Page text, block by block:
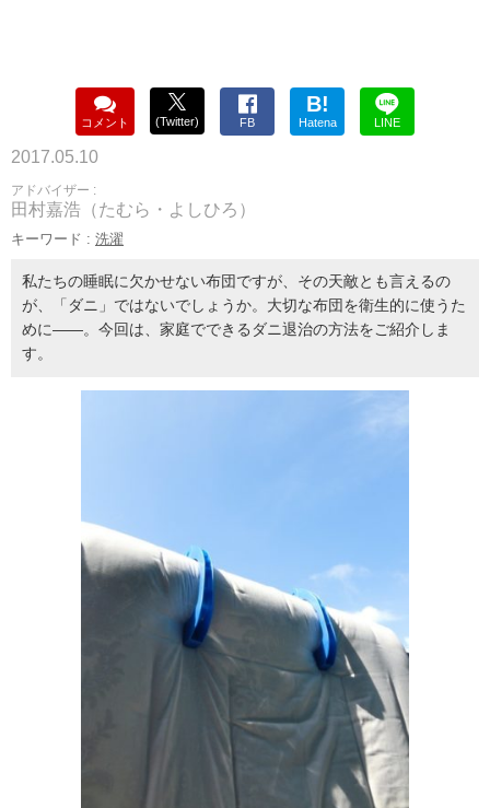
コメント (Twitter) FB
B!
Hatena LINE
2017.05.10
アドバイザー :
田村嘉浩（たむら・よしひろ）
キーワード : 洗濯
私たちの睡眠に欠かせない布団ですが、その天敵とも言えるの
が、「ダニ」ではないでしょうか。大切な布団を衛生的に使うた
めに――。今回は、家庭でできるダニ退治の方法をご紹介しま
す。